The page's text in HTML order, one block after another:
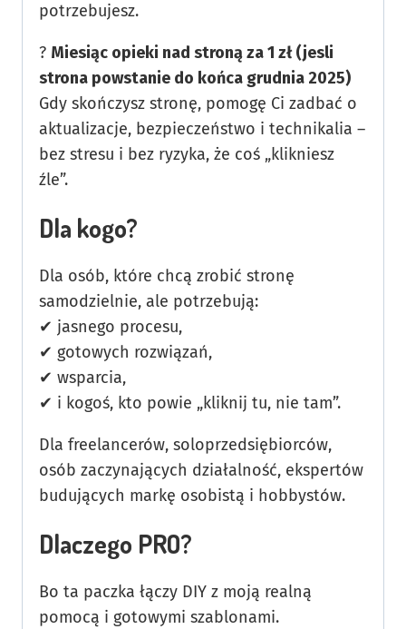
potrzebujesz.
?️ Miesiąc opieki nad stroną za 1 zł (jesli
strona powstanie do końca grudnia 2025)
Gdy skończysz stronę, pomogę Ci zadbać o
aktualizacje, bezpieczeństwo i technikalia –
bez stresu i bez ryzyka, że coś „klikniesz
źle”.
Dla kogo?
Dla osób, które chcą zrobić stronę
samodzielnie, ale potrzebują:
✔ jasnego procesu,
✔ gotowych rozwiązań,
✔ wsparcia,
✔ i kogoś, kto powie „kliknij tu, nie tam”.
Dla freelancerów, soloprzedsiębiorców,
osób zaczynających działalność, ekspertów
budujących markę osobistą i hobbystów.
Dlaczego PRO?
Bo ta paczka łączy DIY z moją realną
pomocą i gotowymi szablonami.